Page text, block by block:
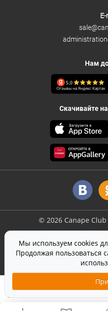
2 190 ₽
Нам
5,0
Отзывы на Яндекс Картах
Скачивайте
© 2026 Canape Club
Политика
Согласие на
На сайте
Мы используем cookies
Продолжая пользоваться